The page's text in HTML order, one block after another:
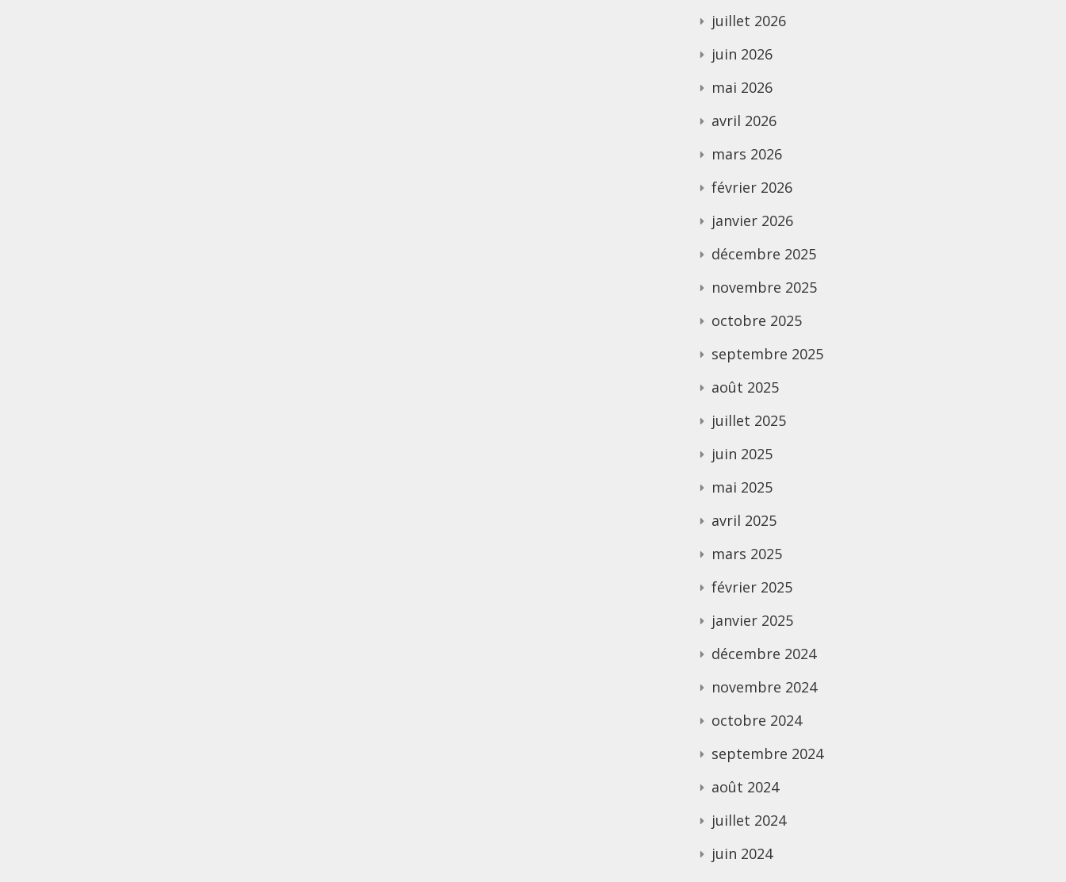
juillet 2026
juin 2026
mai 2026
avril 2026
mars 2026
février 2026
janvier 2026
décembre 2025
novembre 2025
octobre 2025
septembre 2025
août 2025
juillet 2025
juin 2025
mai 2025
avril 2025
mars 2025
février 2025
janvier 2025
décembre 2024
novembre 2024
octobre 2024
septembre 2024
août 2024
juillet 2024
juin 2024